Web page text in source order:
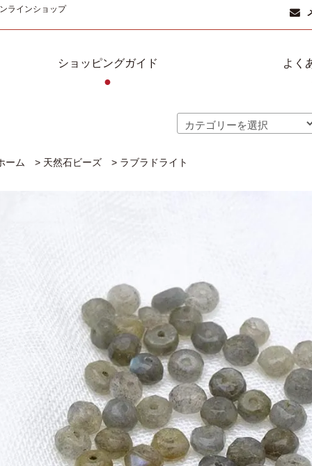
ラインショップ
ショッピングガイド
●
よく
ーム > 天然石ビーズ > ラブラドライト